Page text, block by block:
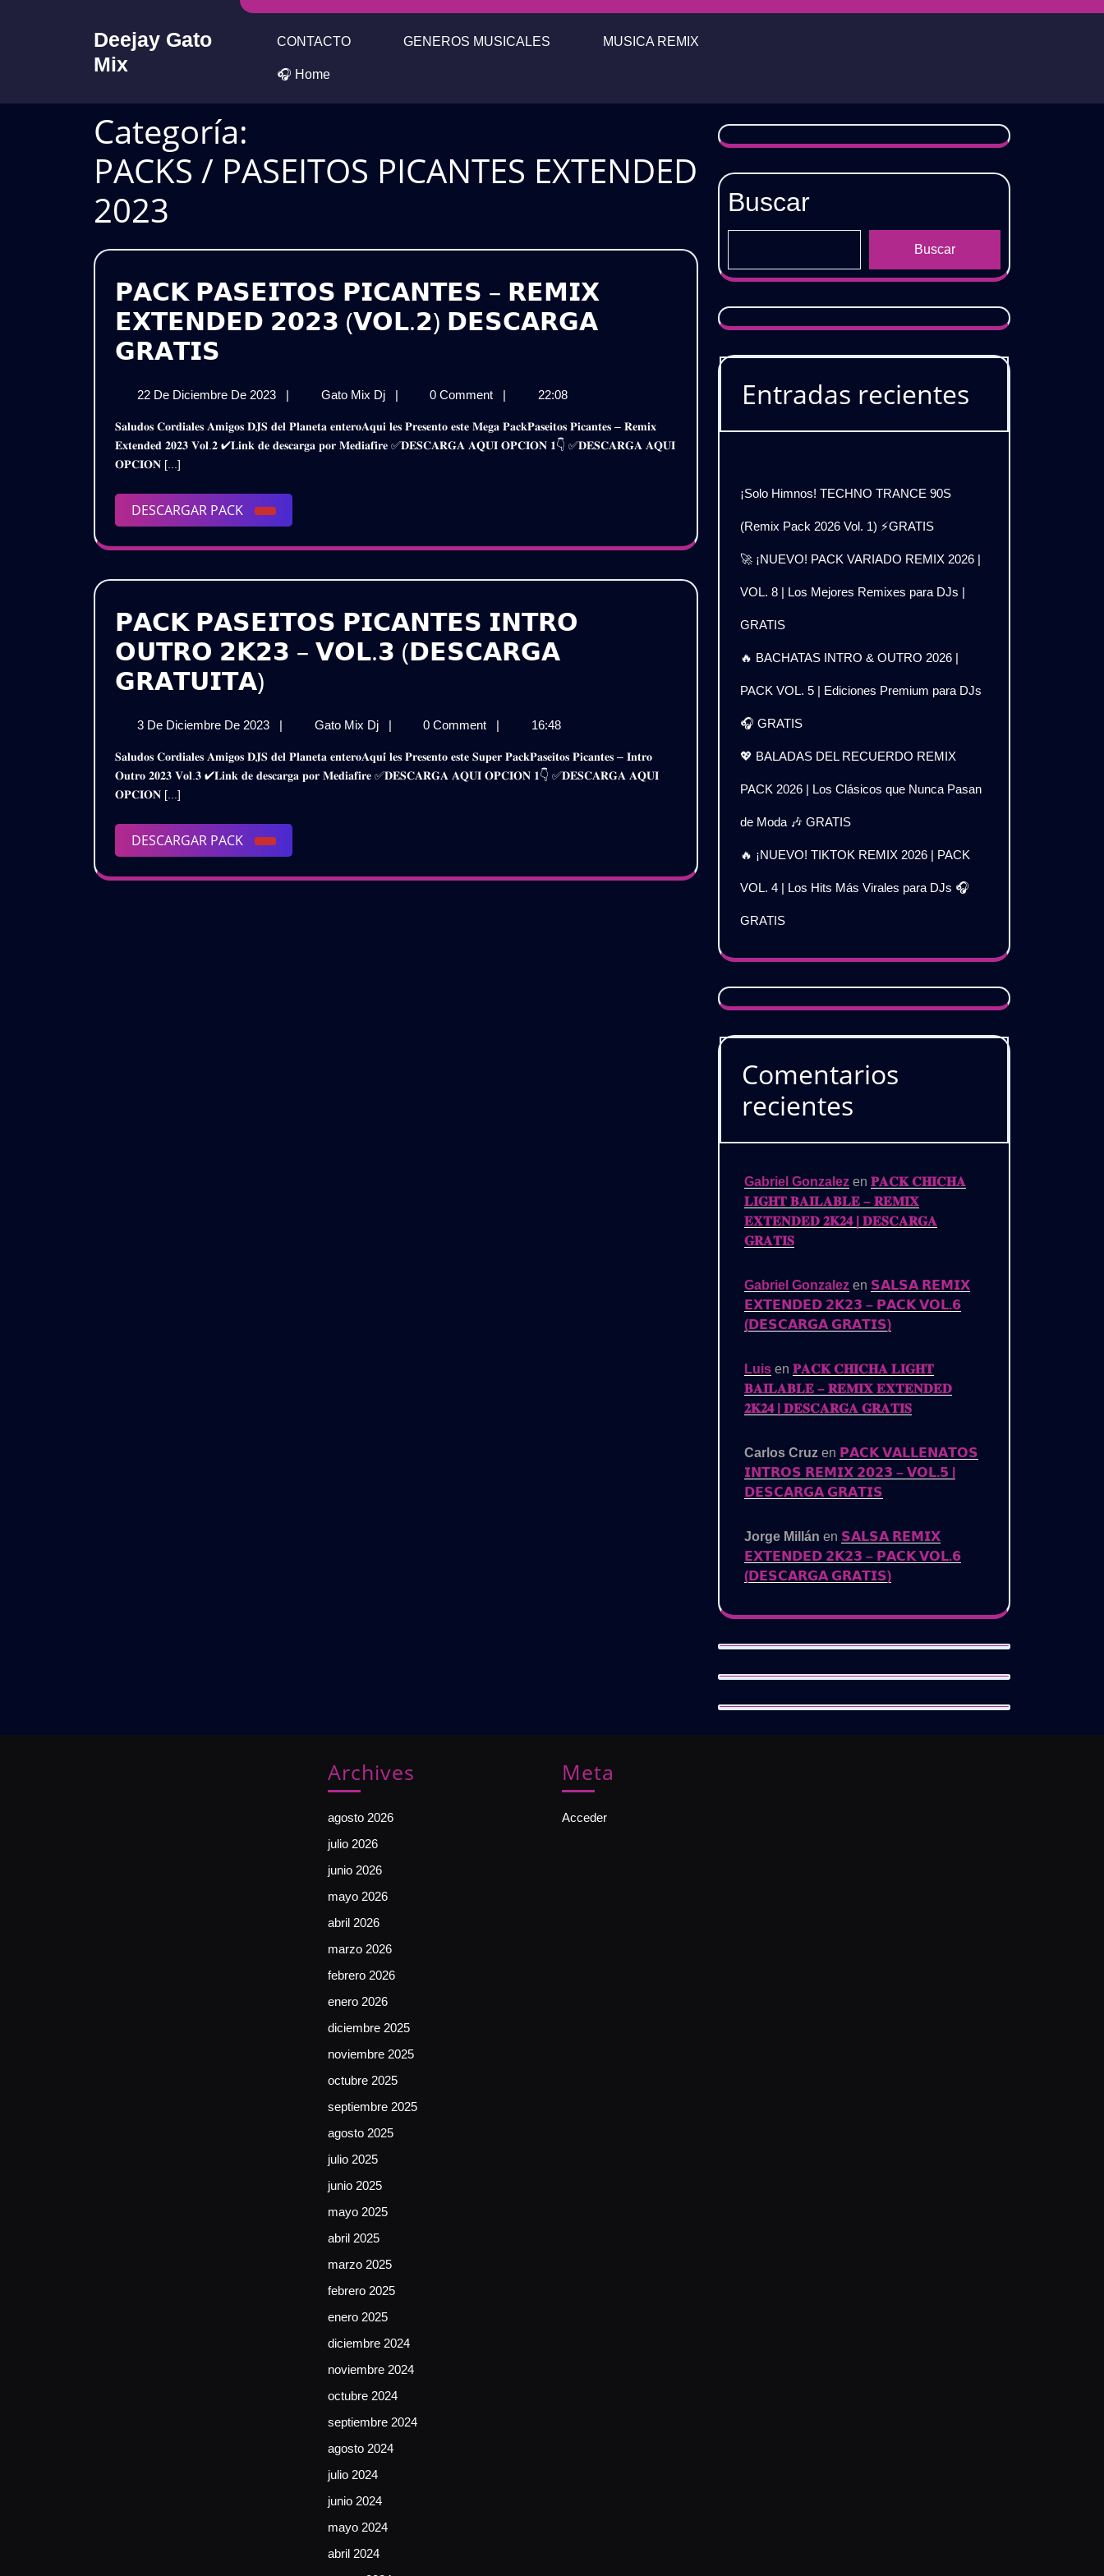
Deejay Gato
Mix
CONTACTO GENEROS MUSICALES MUSICA REMIX
🎧 Home
Categoría:
PACKS / PASEITOS PICANTES EXTENDED
2023
𝗣𝗔𝗖𝗞 𝗣𝗔𝗦𝗘𝗜𝗧𝗢𝗦 𝗣𝗜𝗖𝗔𝗡𝗧𝗘𝗦 – 𝗥𝗘𝗠𝗜𝗫
𝗘𝗫𝗧𝗘𝗡𝗗𝗘𝗗 𝟮𝟬𝟮𝟯 (𝗩𝗢𝗟.𝟮) 𝗗𝗘𝗦𝗖𝗔𝗥𝗚𝗔
𝗚𝗥𝗔𝗧𝗜𝗦
𝗣𝗜𝗖𝗔𝗡𝗧𝗘𝗦
–
𝗘𝗫𝗧𝗘𝗡𝗗𝗘𝗗
𝟮𝟬𝟮𝟯
(𝗩𝗢𝗟.𝟮)
𝗗𝗘𝗦𝗖𝗔𝗥𝗚𝗔
𝗚𝗥𝗔𝗧𝗜𝗦
22 De Diciembre De 2023
22
Diciembre
De
| Gato Mix Dj
𝗣𝗔𝗖𝗞
𝗣𝗜𝗖𝗔𝗡𝗧𝗘𝗦
–
| 0 Comment | 22:08
𝐒𝐚𝐥𝐮𝐝𝐨𝐬 𝐂𝐨𝐫𝐝𝐢𝐚𝐥𝐞𝐬 𝐀𝐦𝐢𝐠𝐨𝐬 𝐃𝐉𝐒 𝐝𝐞𝐥 𝐏𝐥𝐚𝐧𝐞𝐭𝐚 𝐞𝐧𝐭𝐞𝐫𝐨𝐀𝐪𝐮𝐢 𝐥𝐞𝐬 𝐏𝐫𝐞𝐬𝐞𝐧𝐭𝐨 𝐞𝐬𝐭𝐞 𝐌𝐞𝐠𝐚 𝐏𝐚𝐜𝐤𝐏𝐚𝐬𝐞𝐢𝐭𝐨𝐬 𝐏𝐢𝐜𝐚𝐧𝐭𝐞𝐬 – 𝐑𝐞𝐦𝐢𝐱
𝐄𝐱𝐭𝐞𝐧𝐝𝐞𝐝 𝟐𝟎𝟐𝟑 𝐕𝐨𝐥.𝟐 ✔𝐋𝐢𝐧𝐤 𝐝𝐞 𝐝𝐞𝐬𝐜𝐚𝐫𝐠𝐚 𝐩𝐨𝐫 𝐌𝐞𝐝𝐢𝐚𝐟𝐢𝐫𝐞 ✅𝐃𝐄𝐒𝐂𝐀𝐑𝐆𝐀 𝐀𝐐𝐔𝐈 𝐎𝐏𝐂𝐈𝐎𝐍 𝟏👇 ✅𝐃𝐄𝐒𝐂𝐀𝐑𝐆𝐀 𝐀𝐐𝐔𝐈
𝐎𝐏𝐂𝐈𝐎𝐍 [...]
DESCARGAR PACK
DESCARGAR
PACK
𝗣𝗔𝗖𝗞 𝗣𝗔𝗦𝗘𝗜𝗧𝗢𝗦 𝗣𝗜𝗖𝗔𝗡𝗧𝗘𝗦 𝗜𝗡𝗧𝗥𝗢
𝗢𝗨𝗧𝗥𝗢 𝟮𝗞𝟮𝟯 – 𝗩𝗢𝗟.𝟯 (𝗗𝗘𝗦𝗖𝗔𝗥𝗚𝗔
𝗚𝗥𝗔𝗧𝗨𝗜𝗧𝗔)
𝗣𝗜𝗖𝗔𝗡𝗧𝗘𝗦
𝗜𝗡𝗧𝗥𝗢
𝟮𝗞𝟮𝟯
–
𝗩𝗢𝗟.𝟯
3 De Diciembre De 2023
Diciembre
De
| Gato Mix Dj
𝗣𝗔𝗖𝗞
𝗣𝗜𝗖𝗔𝗡𝗧𝗘𝗦
𝗜𝗡𝗧𝗥𝗢
| 0 Comment | 16:48
𝐒𝐚𝐥𝐮𝐝𝐨𝐬 𝐂𝐨𝐫𝐝𝐢𝐚𝐥𝐞𝐬 𝐀𝐦𝐢𝐠𝐨𝐬 𝐃𝐉𝐒 𝐝𝐞𝐥 𝐏𝐥𝐚𝐧𝐞𝐭𝐚 𝐞𝐧𝐭𝐞𝐫𝐨𝐀𝐪𝐮𝐢́ 𝐥𝐞𝐬 𝐏𝐫𝐞𝐬𝐞𝐧𝐭𝐨 𝐞𝐬𝐭𝐞 𝐒𝐮𝐩𝐞𝐫 𝐏𝐚𝐜𝐤𝐏𝐚𝐬𝐞𝐢𝐭𝐨𝐬 𝐏𝐢𝐜𝐚𝐧𝐭𝐞𝐬 – 𝐈𝐧𝐭𝐫𝐨
𝐎𝐮𝐭𝐫𝐨 𝟐𝟎𝟐𝟑 𝐕𝐨𝐥.𝟑 ✔𝐋𝐢𝐧𝐤 𝐝𝐞 𝐝𝐞𝐬𝐜𝐚𝐫𝐠𝐚 𝐩𝐨𝐫 𝐌𝐞𝐝𝐢𝐚𝐟𝐢𝐫𝐞 ✅𝐃𝐄𝐒𝐂𝐀𝐑𝐆𝐀 𝐀𝐐𝐔𝐈 𝐎𝐏𝐂𝐈𝐎𝐍 𝟏👇 ✅𝐃𝐄𝐒𝐂𝐀𝐑𝐆𝐀 𝐀𝐐𝐔𝐈
𝐎𝐏𝐂𝐈𝐎𝐍 [...]
DESCARGAR PACK
DESCARGAR
PACK
Buscar
Buscar
Entradas recientes
¡Solo Himnos! TECHNO TRANCE 90S
(Remix Pack 2026 Vol. 1) ⚡GRATIS
🚀 ¡NUEVO! PACK VARIADO REMIX 2026 |
VOL. 8 | Los Mejores Remixes para DJs |
GRATIS
🔥 BACHATAS INTRO & OUTRO 2026 |
PACK VOL. 5 | Ediciones Premium para DJs
🎧 GRATIS
💖 BALADAS DEL RECUERDO REMIX
PACK 2026 | Los Clásicos que Nunca Pasan
de Moda 🎶 GRATIS
🔥 ¡NUEVO! TIKTOK REMIX 2026 | PACK
VOL. 4 | Los Hits Más Virales para DJs 🎧
GRATIS
Comentarios
recientes
Gabriel Gonzalez en 𝐏𝐀𝐂𝐊 𝐂𝐇𝐈𝐂𝐇𝐀
𝐋𝐈𝐆𝐇𝐓 𝐁𝐀𝐈𝐋𝐀𝐁𝐋𝐄 – 𝐑𝐄𝐌𝐈𝐗
𝐄𝐗𝐓𝐄𝐍𝐃𝐄𝐃 𝟐𝐊𝟐𝟒 | 𝐃𝐄𝐒𝐂𝐀𝐑𝐆𝐀
𝐆𝐑𝐀𝐓𝐈𝐒
Gabriel Gonzalez en 𝗦𝗔𝗟𝗦𝗔 𝗥𝗘𝗠𝗜𝗫
𝗘𝗫𝗧𝗘𝗡𝗗𝗘𝗗 𝟮𝗞𝟮𝟯 – 𝗣𝗔𝗖𝗞 𝗩𝗢𝗟.𝟲
(𝗗𝗘𝗦𝗖𝗔𝗥𝗚𝗔 𝗚𝗥𝗔𝗧𝗜𝗦)
Luis en 𝐏𝐀𝐂𝐊 𝐂𝐇𝐈𝐂𝐇𝐀 𝐋𝐈𝐆𝐇𝐓
𝐁𝐀𝐈𝐋𝐀𝐁𝐋𝐄 – 𝐑𝐄𝐌𝐈𝐗 𝐄𝐗𝐓𝐄𝐍𝐃𝐄𝐃
𝟐𝐊𝟐𝟒 | 𝐃𝐄𝐒𝐂𝐀𝐑𝐆𝐀 𝐆𝐑𝐀𝐓𝐈𝐒
Carlos Cruz en 𝗣𝗔𝗖𝗞 𝗩𝗔𝗟𝗟𝗘𝗡𝗔𝗧𝗢𝗦
𝗜𝗡𝗧𝗥𝗢𝗦 𝗥𝗘𝗠𝗜𝗫 𝟮𝟬𝟮𝟯 – 𝗩𝗢𝗟.𝟱 |
𝗗𝗘𝗦𝗖𝗔𝗥𝗚𝗔 𝗚𝗥𝗔𝗧𝗜𝗦
Jorge Millán en 𝗦𝗔𝗟𝗦𝗔 𝗥𝗘𝗠𝗜𝗫
𝗘𝗫𝗧𝗘𝗡𝗗𝗘𝗗 𝟮𝗞𝟮𝟯 – 𝗣𝗔𝗖𝗞 𝗩𝗢𝗟.𝟲
(𝗗𝗘𝗦𝗖𝗔𝗥𝗚𝗔 𝗚𝗥𝗔𝗧𝗜𝗦)
Archives
agosto 2026
julio 2026
junio 2026
mayo 2026
abril 2026
marzo 2026
febrero 2026
enero 2026
diciembre 2025
noviembre 2025
octubre 2025
septiembre 2025
agosto 2025
julio 2025
junio 2025
mayo 2025
abril 2025
marzo 2025
febrero 2025
enero 2025
diciembre 2024
noviembre 2024
octubre 2024
septiembre 2024
agosto 2024
julio 2024
junio 2024
mayo 2024
abril 2024
Meta
Acceder